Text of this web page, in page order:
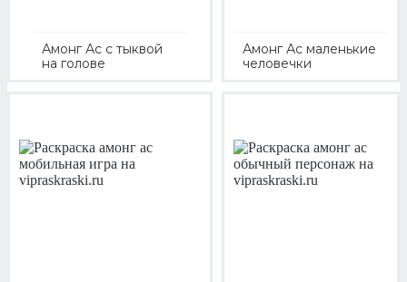
Амонг Ас с тыквой
на голове
Амонг Ас маленькие
человечки